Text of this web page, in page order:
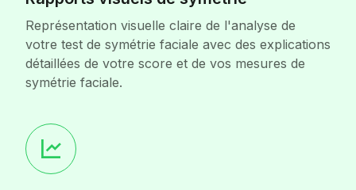
Représentation visuelle claire de l'analyse de
votre test de symétrie faciale avec des explications
détaillées de votre score et de vos mesures de
symétrie faciale.